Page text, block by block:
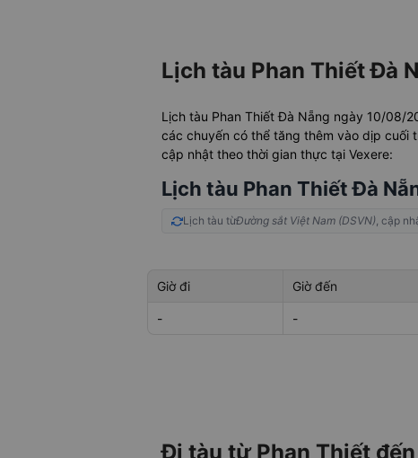
Lịch tàu Phan Thiết Đà
Lịch tàu Phan Thiết Đà Nẵng ngày 10/08/
các chuyến có thể tăng thêm vào dịp cuối
cập nhật theo thời gian thực tại Vexere:
Lịch tàu Phan Thiết Đà
Lịch tàu từĐường sắt Việt Nam (DSVN), cập
Giờ đi Giờ đến
- -
Đi tàu từ Phan Thiết